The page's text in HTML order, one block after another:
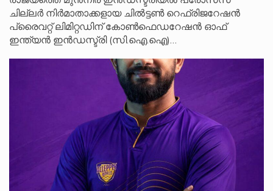
ചില്ലർ നിർമാതാക്കളായ ചിൽട്ടൺ റെഫ്രിജറേഷൻ
പ്രൈവറ്റ് ലിമിറ്റഡിന് കോൺഫെഡറേഷൻ ഓഫ്
ഇന്ത്യൻ ഇൻഡസ്ട്രി (സി.ഐ.ഐ)…